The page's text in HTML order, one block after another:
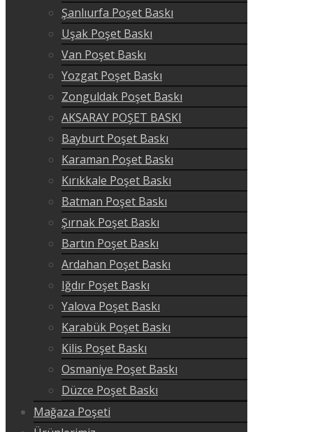
Şanlıurfa Poşet Baskı
Uşak Poşet Baskı
Van Poşet Baskı
Yozgat Poşet Baskı
Zonguldak Poşet Baskı
AKSARAY POŞET BASKI
Bayburt Poşet Baskı
Karaman Poşet Baskı
Kırıkkale Poşet Baskı
Batman Poşet Baskı
Şırnak Poşet Baskı
Bartın Poşet Baskı
Ardahan Poşet Baskı
Iğdır Poşet Baskı
Yalova Poşet Baskı
Karabük Poşet Baskı
Kilis Poşet Baskı
Osmaniye Poşet Baskı
Düzce Poşet Baskı
Mağaza Poşeti